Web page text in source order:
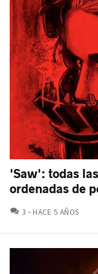
'Saw': todas
ordenadas de
3 COMENTARIOS
HACE 5 AÑOS